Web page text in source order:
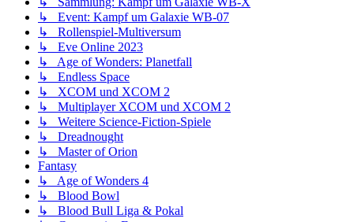
↳ Event: Kampf um Galaxie WB-07
↳ Rollenspiel-Multiversum
↳ Eve Online 2023
↳ Age of Wonders: Planetfall
↳ Endless Space
↳ XCOM und XCOM 2
↳ Multiplayer XCOM und XCOM 2
↳ Weitere Science-Fiction-Spiele
↳ Dreadnought
↳ Master of Orion
Fantasy
↳ Age of Wonders 4
↳ Blood Bowl
↳ Blood Bull Liga & Pokal